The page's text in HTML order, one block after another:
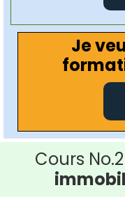
Je
Cours